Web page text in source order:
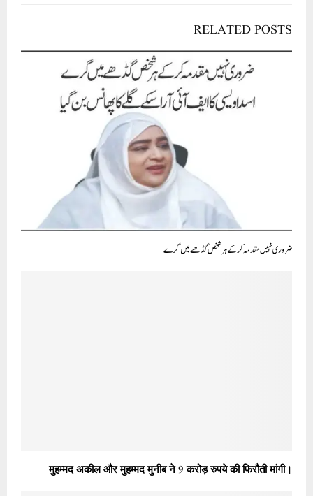
RELATED POSTS
ضروری نہیں مقدمہ کر کے ہر شخص گڈھے میں گرے
मुहम्मद अकील और मुहम्मद मुनीब ने 9 करोड़ रुपये की फिरौती मांगी।